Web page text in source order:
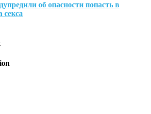
об опасности попасть в
секса